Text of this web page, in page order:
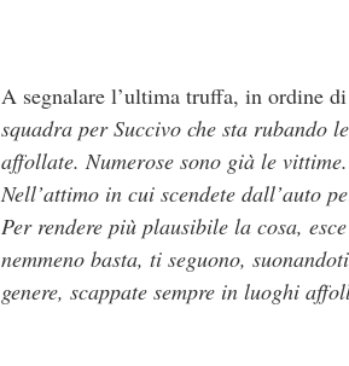
A segnalare l’ultima truffa, in ordine
squadra per Succivo che sta rubando
affollate. Numerose sono già le
Nell’attimo in cui scendete dall’auto
Per rendere più plausibile la cosa,
nemmeno basta, ti seguono,
genere, scappate sempre in luoghi